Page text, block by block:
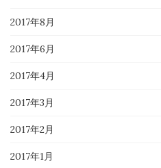
2017年8月
2017年6月
2017年4月
2017年3月
2017年2月
2017年1月